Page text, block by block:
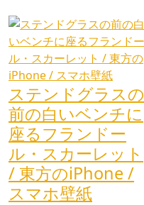
ステンドグラスの
前の白いベンチに
座るフランドー
ル・スカーレット
/ 東方のiPhone /
スマホ壁紙